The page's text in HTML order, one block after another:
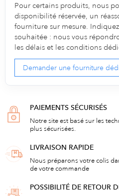
Pour certains produits, nous
disponibilité réservée, un
fourniture sur mesure.
souhaitée : nous vous
les délais et les conditions
Demander une fourniture
PAIEMENTS SÉCURISÉS
Notre site est basé sur les
plus sécurisées.
LIVRAISON RAPIDE
Nous préparons votre colis
de votre commande
POSSIBILITÉ DE RETOUR